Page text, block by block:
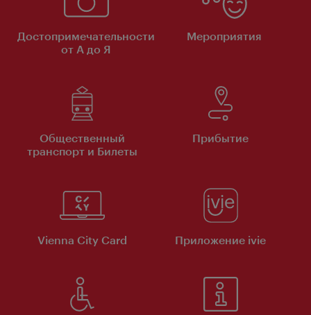
Достопримечательности
от А до Я
Мероприятия
Общественный
транспорт и Билеты
Прибытие
Vienna City Card Приложение ivie